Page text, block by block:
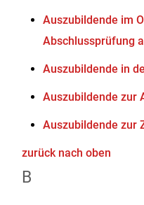
Auszubildende im
Abschlussprüfung
Auszubildende in
Auszubildende zur
Auszubildende zur
zurück nach oben
B